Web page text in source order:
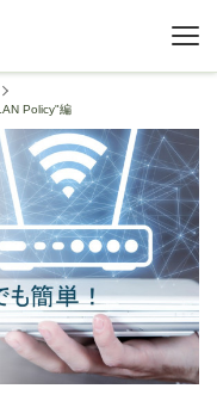
Policy"編